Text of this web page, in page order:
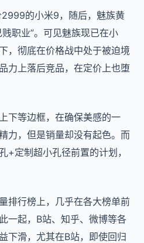
的小米9，随后，魅族黄
职业”。可见魅族现已在小
，彻底在价格战中处于被迫境
力上落后竞品，在定价上也堕
下等边框，在确保美感的一
力，但是销量却没有起色。而
+定制超小孔径前置的计划，
排行榜上，几乎在各大榜单前
一起，B站、知乎、微博等各
下滑，尤其在B站，即使回归